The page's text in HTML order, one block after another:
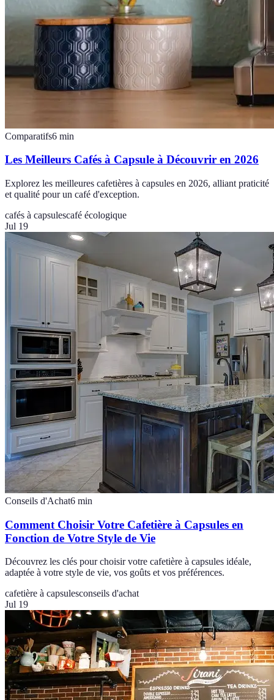
Comparatifs6 min
Les Meilleurs Cafés à Capsule à Découvrir en 2026
Explorez les meilleures cafetières à capsules en 2026, alliant praticité
et qualité pour un café d'exception.
cafés à capsulescafé écologique
Jul 19
Conseils d'Achat6 min
Comment Choisir Votre Cafetière à Capsules en
Fonction de Votre Style de Vie
Découvrez les clés pour choisir votre cafetière à capsules idéale,
adaptée à votre style de vie, vos goûts et vos préférences.
cafetière à capsulesconseils d'achat
Jul 19